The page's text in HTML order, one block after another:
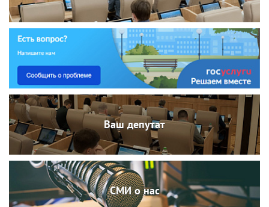
Ваш депутат
СМИ о нас